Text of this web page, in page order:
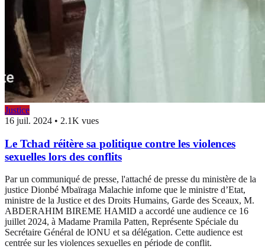
Justice
16 juil. 2024 • 2.1K vues
Le Tchad réitère sa politique contre les violences
sexuelles lors des conflits
Par un communiqué de presse, l'attaché de presse du ministère de la
justice Dionbé Mbaïraga Malachie infome que le ministre d’Etat,
ministre de la Justice et des Droits Humains, Garde des Sceaux, M.
ABDERAHIM BIREME HAMID a accordé une audience ce 16
juillet 2024, à Madame Pramila Patten, Représente Spéciale du
Secrétaire Général de lONU et sa délégation. Cette audience est
centrée sur les violences sexuelles en période de conflit.